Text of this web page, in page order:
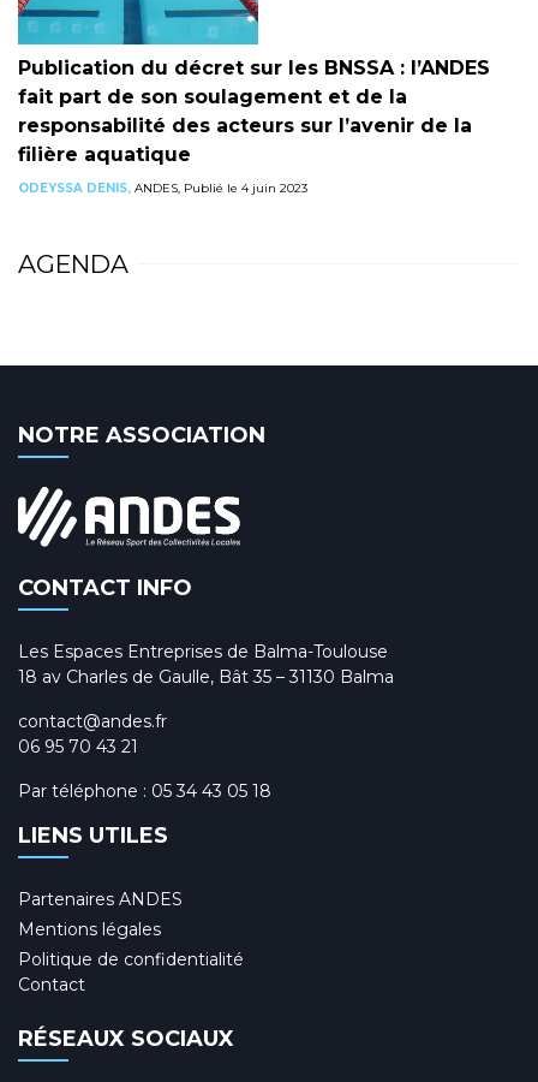
Publication du décret sur les BNSSA : l’ANDES
fait part de son soulagement et de la
responsabilité des acteurs sur l’avenir de la
filière aquatique
ODEYSSA DENIS, ANDES, Publié le 4 juin 2023
AGENDA
NOTRE ASSOCIATION
CONTACT INFO
Les Espaces Entreprises de Balma-Toulouse
18 av Charles de Gaulle, Bât 35 – 31130 Balma
contact@andes.fr
06 95 70 43 21
Par téléphone : 05 34 43 05 18
LIENS UTILES
Partenaires ANDES
Mentions légales
Politique de confidentialité
Contact
RÉSEAUX SOCIAUX